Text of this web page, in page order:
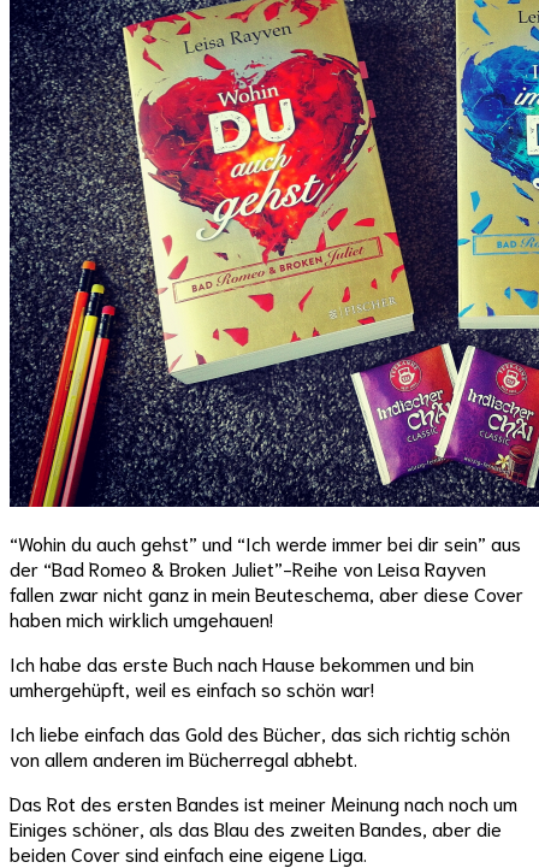
“Wohin du auch gehst” und “Ich werde immer bei dir sein” aus
der “Bad Romeo & Broken Juliet”-Reihe von Leisa Rayven
fallen zwar nicht ganz in mein Beuteschema, aber diese Cover
haben mich wirklich umgehauen!
Ich habe das erste Buch nach Hause bekommen und bin
umhergehüpft, weil es einfach so schön war!
Ich liebe einfach das Gold des Bücher, das sich richtig schön
von allem anderen im Bücherregal abhebt.
Das Rot des ersten Bandes ist meiner Meinung nach noch um
Einiges schöner, als das Blau des zweiten Bandes, aber die
beiden Cover sind einfach eine eigene Liga.